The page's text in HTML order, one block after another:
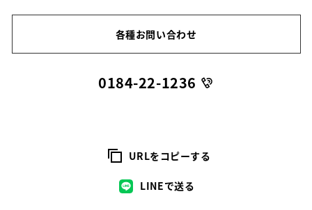
各種お問い合わせ
0184-22-1236
URLをコピーする
LINEで送る